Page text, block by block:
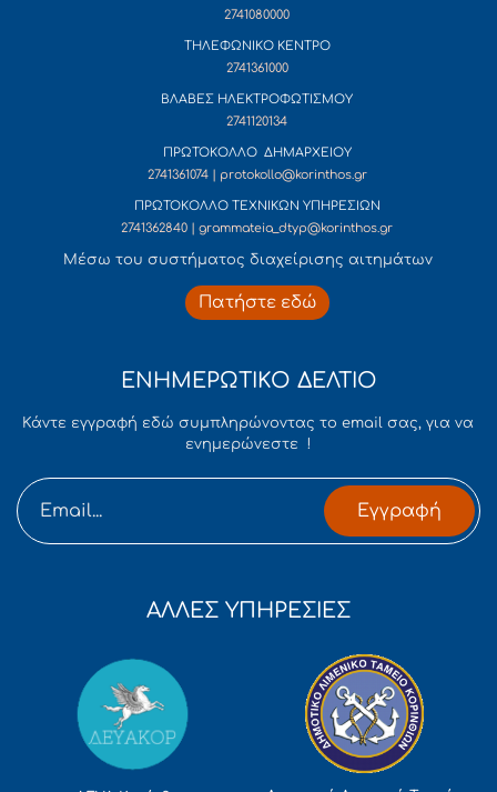
2741080000
ΤΗΛΕΦΩΝΙΚΟ ΚΕΝΤΡΟ
2741361000
ΒΛΑΒΕΣ ΗΛΕΚΤΡΟΦΩΤΙΣΜΟΥ
2741120134
ΠΡΩΤΟΚΟΛΛΟ ΔΗΜΑΡΧΕΙΟΥ
2741361074 | protokollo@korinthos.gr
ΠΡΩΤΟΚΟΛΛΟ ΤΕΧΝΙΚΩΝ ΥΠΗΡΕΣΙΩΝ
2741362840 | grammateia_dtyp@korinthos.gr
Mέσω του συστήματος διαχείρισης αιτημάτων
Πατήστε εδώ
ΕΝΗΜΕΡΩΤΙΚΟ ΔΕΛΤΙΟ
Κάντε εγγραφή εδώ συμπληρώνοντας το email σας, για να
ενημερώνεστε !
Εγγραφή
ΑΛΛΕΣ ΥΠΗΡΕΣΙΕΣ